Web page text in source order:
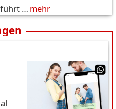
… mehr